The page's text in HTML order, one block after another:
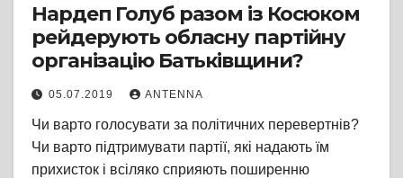
Нардеп Голуб разом із Косюком
рейдерують обласну партійну
організацію Батьківщини?
05.07.2019 ANTENNA
Чи варто голосувати за політичних перевертнів?
Чи варто підтримувати партії, які надають їм
прихисток і всіляко сприяють поширенню